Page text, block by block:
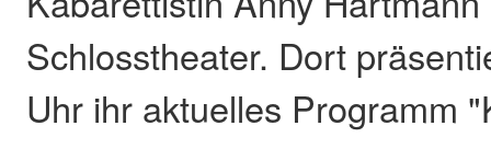
Schlosstheater. Dort
Uhr ihr aktuelles Programm